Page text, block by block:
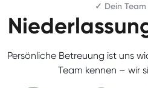
✓ Dein
Persönliche Betreuung ist uns
Team kennen – wir